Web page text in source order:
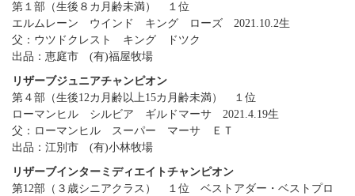
第１部（生後８カ月齢未満） １位
エルムレーン ウインド キング ローズ 2021.10.2生
父：ウツドクレスト キング ドツク
出品：恵庭市 (有)福屋牧場
リザーブジュニアチャンピオン
第４部（生後12カ月齢以上15カ月齢未満） １位
ローマンヒル シルビア ギルドマーサ 2021.4.19生
父：ローマンヒル スーパー マーサ ＥＴ
出品：江別市 (有)小林牧場
リザーブインターミディエイトチャンピオン
第12部（３歳シニアクラス） １位 ベストアダー・ベストプロ